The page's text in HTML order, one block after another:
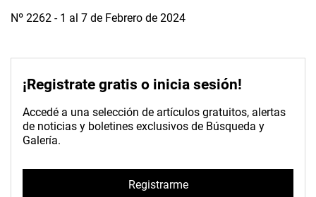
Nº 2262 - 1 al 7 de Febrero de 2024
¡Registrate gratis o inicia sesión!
Accedé a una selección de artículos gratuitos, alertas
de noticias y boletines exclusivos de Búsqueda y
Galería.
Registrarme